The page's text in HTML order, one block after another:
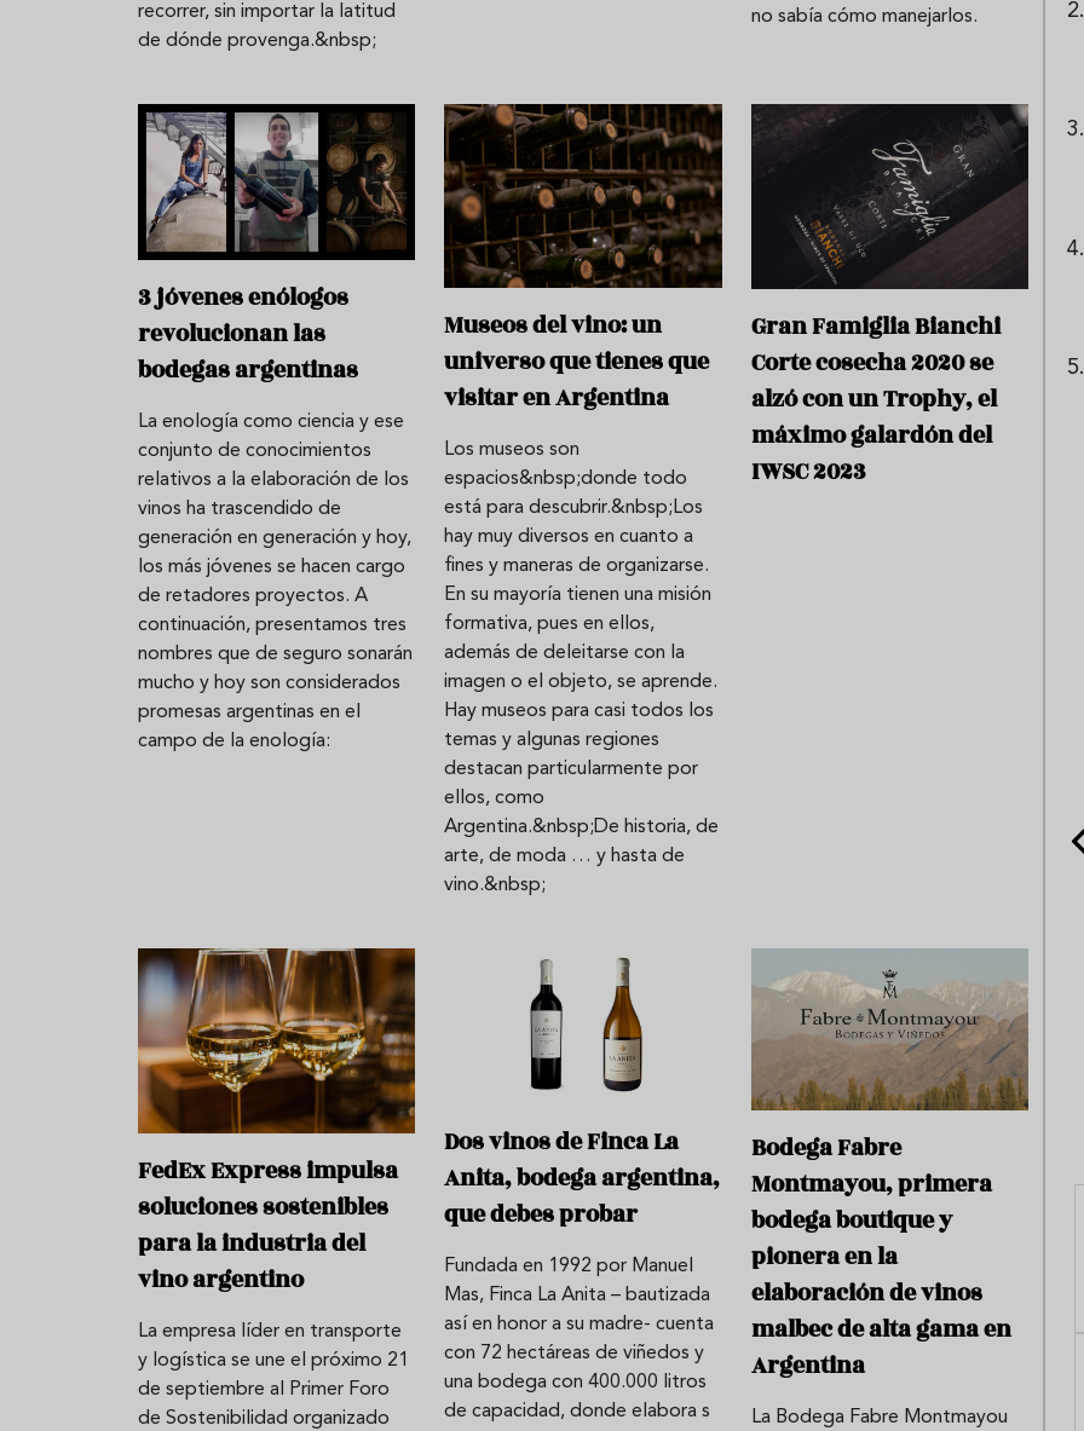
recorrer, sin importar la latitud
de dónde provenga.&nbsp;
no sabía cómo manejarlos.
3 jóvenes enólogos
revolucionan las
bodegas argentinas
La enología como ciencia y ese
conjunto de conocimientos
relativos a la elaboración de los
vinos ha trascendido de
generación en generación y hoy,
los más jóvenes se hacen cargo
de retadores proyectos. A
continuación, presentamos tres
nombres que de seguro sonarán
mucho y hoy son considerados
promesas argentinas en el
campo de la enología:
Museos del vino: un
universo que tienes que
visitar en Argentina
Los museos son
espacios&nbsp;donde todo
está para descubrir.&nbsp;Los
hay muy diversos en cuanto a
fines y maneras de organizarse.
En su mayoría tienen una misión
formativa, pues en ellos,
además de deleitarse con la
imagen o el objeto, se aprende.
Hay museos para casi todos los
temas y algunas regiones
destacan particularmente por
ellos, como
Argentina.&nbsp;De historia, de
arte, de moda … y hasta de
vino.&nbsp;
Gran Famiglia Bianchi
Corte cosecha 2020 se
alzó con un Trophy, el
máximo galardón del
IWSC 2023
FedEx Express impulsa
soluciones sostenibles
para la industria del
vino argentino
La empresa líder en transporte
y logística se une el próximo 21
de septiembre al Primer Foro
de Sostenibilidad organizado
Dos vinos de Finca La
Anita, bodega argentina,
que debes probar
Fundada en 1992 por Manuel
Mas, Finca La Anita – bautizada
así en honor a su madre- cuenta
con 72 hectáreas de viñedos y
una bodega con 400.000 litros
de capacidad, donde elabora s
Bodega Fabre
Montmayou, primera
bodega boutique y
pionera en la
elaboración de vinos
malbec de alta gama en
Argentina
La Bodega Fabre Montmayou